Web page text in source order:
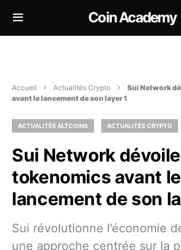
Coin Academy
Accueil Actualités Crypto
Sui Network
avant le lancement de son layer 1
ACTUALITÉS ALTCOINS ACTUALITÉS CRYPTO
Sui Network
tokenomics avant le
lancement de son
Sui révolutionne l’économie
une approche centrée sur la